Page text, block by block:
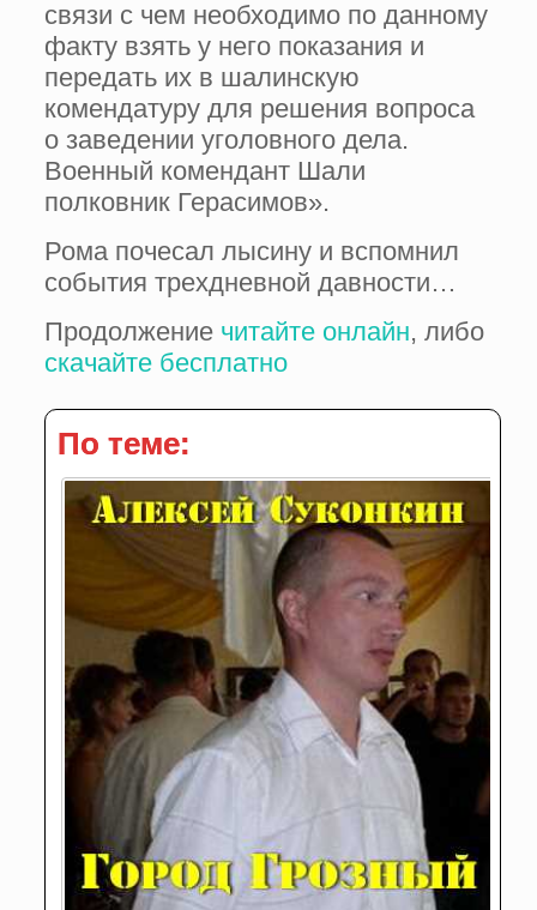
связи с чем необходимо по данному
факту взять у него показания и
передать их в шалинскую
комендатуру для решения вопроса
о заведении уголовного дела.
Военный комендант Шали
полковник Герасимов».
Рома почесал лысину и вспомнил
события трехдневной давности…
Продолжение читайте онлайн, либо
скачайте бесплатно
По теме: